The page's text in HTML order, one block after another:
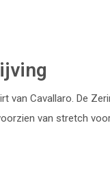
van Cavallaro. De
van stretch